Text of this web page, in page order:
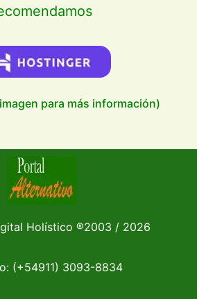
para más información)
Holístico ®2003 / 2026
(+54911) 3093-8834